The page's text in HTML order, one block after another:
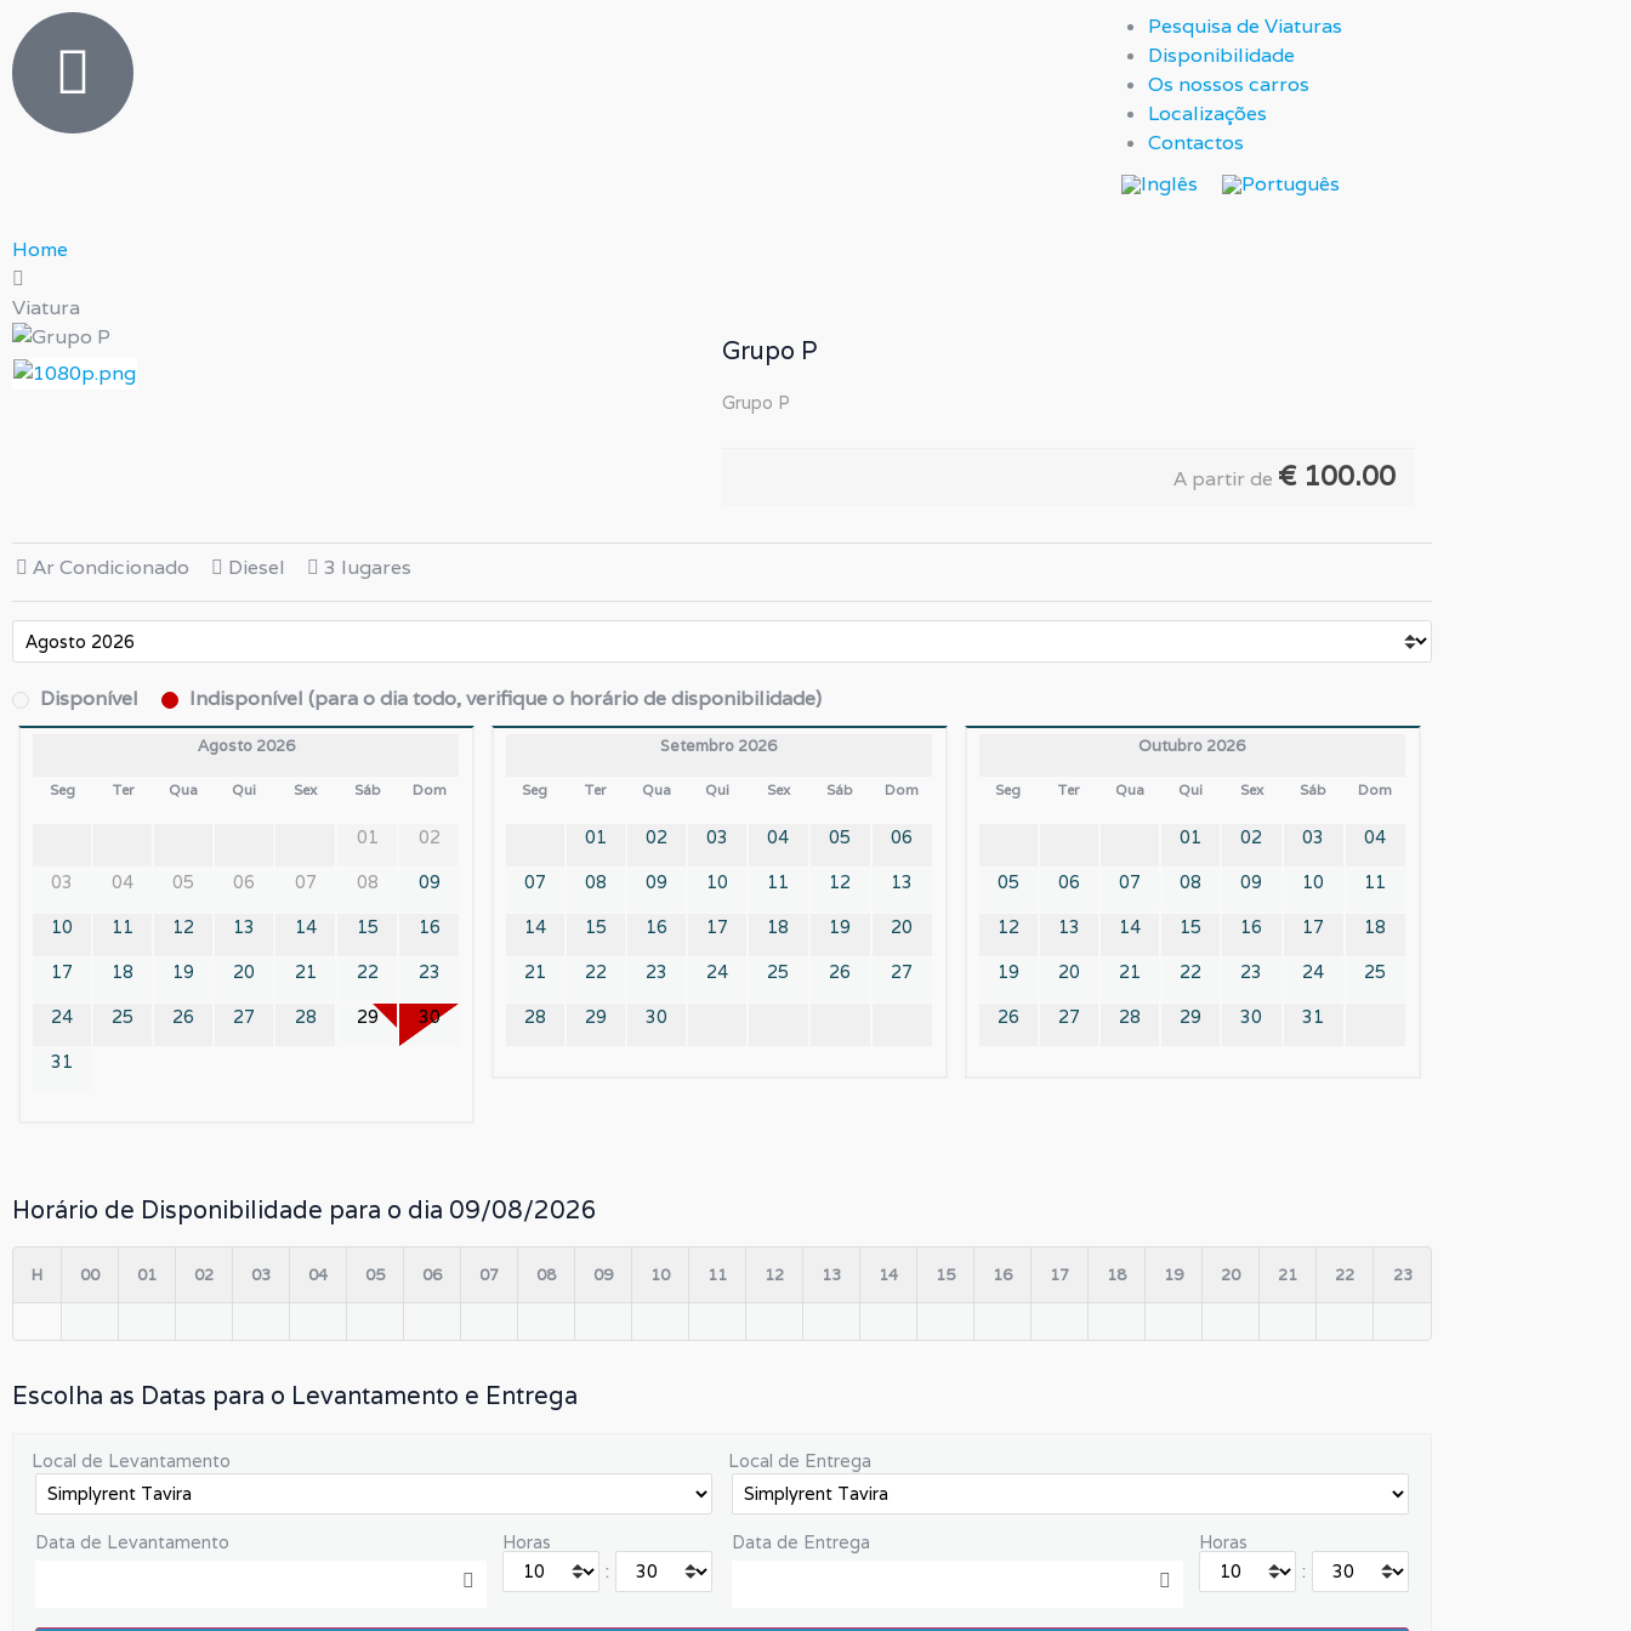
Pesquisa de Viaturas
Disponibilidade
Os nossos carros
Localizações
Contactos
Home
Viatura
Grupo P
Grupo P
A partir de € 100.00
Ar Condicionado Diesel 3 lugares
Disponível Indisponível (para o dia todo, verifique o horário de disponibilidade)
Agosto 2026
Seg Ter Qua Qui Sex Sáb Dom
01
02
03
04 05 06 07 08
09
10
11 12 13 14 15
16
17
18 19 20 21 22
23
24
25 26 27 28 29
30
31
Setembro 2026
Seg Ter Qua Qui Sex Sáb Dom
01 02 03 04 05
06
07
08 09 10 11 12
13
14
15 16 17 18 19
20
21
22 23 24 25 26
27
28
29 30
Outubro 2026
Seg Ter Qua Qui Sex Sáb Dom
01 02 03
04
05
06 07 08 09 10
11
12
13 14 15 16 17
18
19
20 21 22 23 24
25
26
27 28 29 30 31
Horário de Disponibilidade para o dia 09/08/2026
H 00 01 02 03 04 05 06 07 08 09 10 11 12 13 14 15 16 17 18 19 20 21 22 23
Escolha as Datas para o Levantamento e Entrega
Local de Levantamento Local de Entrega
Data de Levantamento Horas
:
Data de Entrega Horas
: